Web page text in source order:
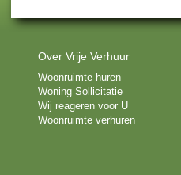
Over Vrije Verhuur
Woonruimte huren
Woning Sollicitatie
Wij reageren voor U
Woonruimte verhuren